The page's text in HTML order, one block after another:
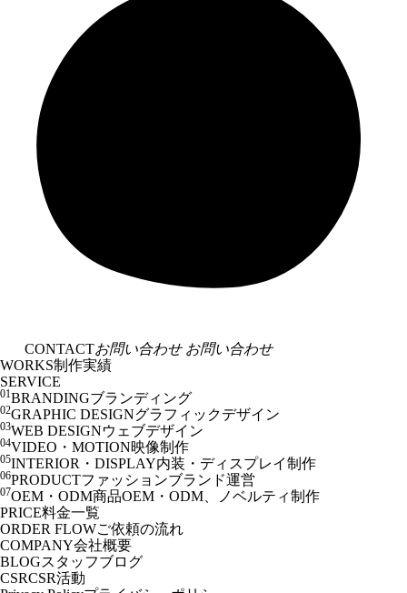
CONTACTお問い合わせ お問い合わせ
WORKS制作実績
SERVICE
01BRANDINGブランディング
02GRAPHIC DESIGNグラフィックデザイン
03WEB DESIGNウェブデザイン
04VIDEO・MOTION映像制作
05INTERIOR・DISPLAY内装・ディスプレイ制作
06PRODUCTファッションブランド運営
07OEM・ODM商品OEM・ODM、ノベルティ制作
PRICE料金一覧
ORDER FLOWご依頼の流れ
COMPANY会社概要
BLOGスタッフブログ
CSRCSR活動